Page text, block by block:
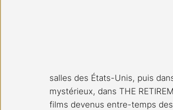
salles des États-Unis, puis
mystérieux, dans THE
films devenus entre-temps des